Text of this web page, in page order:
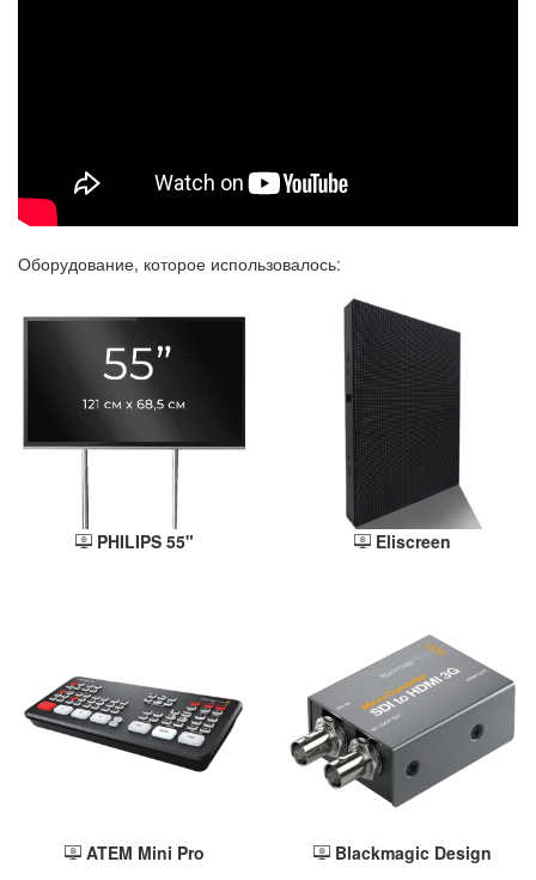
Оборудование, которое использовалось:
PHILIPS 55" Eliscreen
ATEM Mini Pro Blackmagic Design